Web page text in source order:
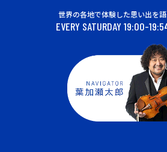
世界の各地で体験した思い出を語
EVERY SATURDAY 19:00-